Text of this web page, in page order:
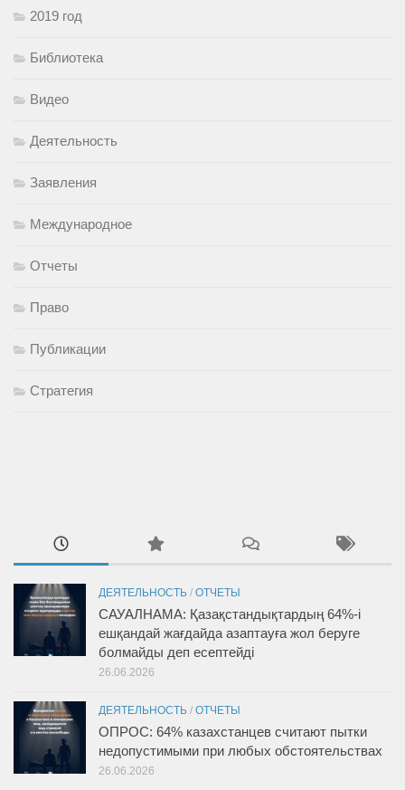
2019 год
Библиотека
Видео
Деятельность
Заявления
Международное
Отчеты
Право
Публикации
Стратегия
ДЕЯТЕЛЬНОСТЬ / ОТЧЕТЫ
САУАЛНАМА: Қазақстандықтардың 64%-і
ешқандай жағдайда азаптауға жол беруге
болмайды деп есептейді
26.06.2026
ДЕЯТЕЛЬНОСТЬ / ОТЧЕТЫ
ОПРОС: 64% казахстанцев считают пытки
недопустимыми при любых обстоятельствах
26.06.2026